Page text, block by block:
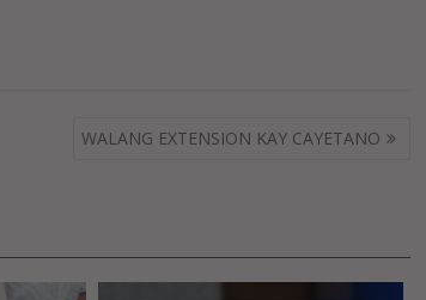
WALANG EXTENSION KAY CAYETANO